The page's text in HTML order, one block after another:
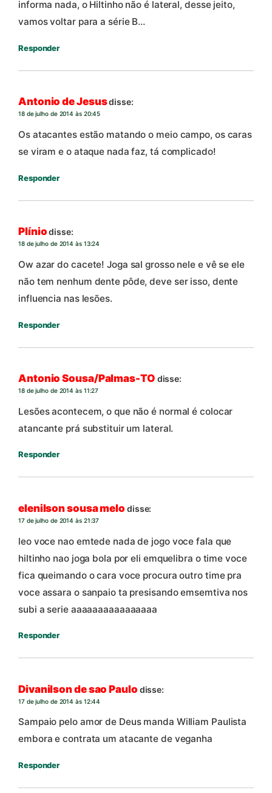
informa nada, o Hiltinho não é lateral, desse jeito,
vamos voltar para a série B…
Responder
Antonio de Jesusdisse:
18 de julho de 2014 às 20:45
Os atacantes estão matando o meio campo, os caras
se viram e o ataque nada faz, tá complicado!
Responder
Plíniodisse:
18 de julho de 2014 às 13:24
Ow azar do cacete! Joga sal grosso nele e vê se ele
não tem nenhum dente pôde, deve ser isso, dente
influencia nas lesões.
Responder
Antonio Sousa/Palmas-TO disse:
18 de julho de 2014 às 11:27
Lesões acontecem, o que não é normal é colocar
atancante prá substituir um lateral.
Responder
elenilson sousa melo disse:
17 de julho de 2014 às 21:37
leo voce nao emtede nada de jogo voce fala que
hiltinho nao joga bola por eli emquelibra o time voce
fica queimando o cara voce procura outro time pra
voce assara o sanpaio ta presisando emsemtiva nos
subi a serie aaaaaaaaaaaaaaaa
Responder
Divanilson de sao Paulo disse:
17 de julho de 2014 às 12:44
Sampaio pelo amor de Deus manda William Paulista
embora e contrata um atacante de veganha
Responder